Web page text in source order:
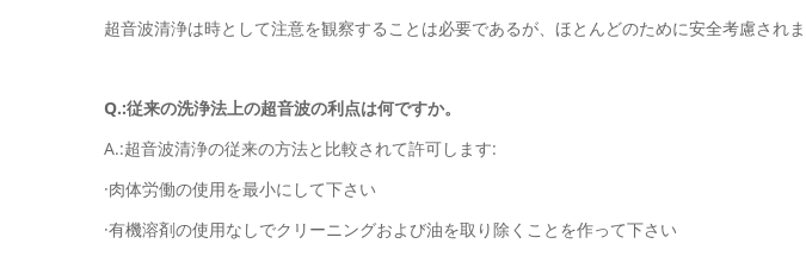
超音波清浄は時として注意を観察することは必要であるが、ほとんどのために安全考慮され
Q.:従来の洗浄法上の超音波の利点は何ですか。
A.:超音波清浄の従来の方法と比較されて許可します:
·肉体労働の使用を最小にして下さい
·有機溶剤の使用なしでクリーニングおよび油を取り除くことを作って下さい